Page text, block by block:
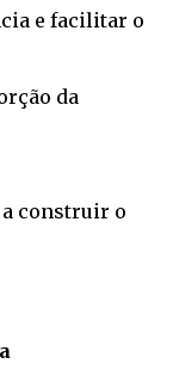
e facilitar o
da
construir o